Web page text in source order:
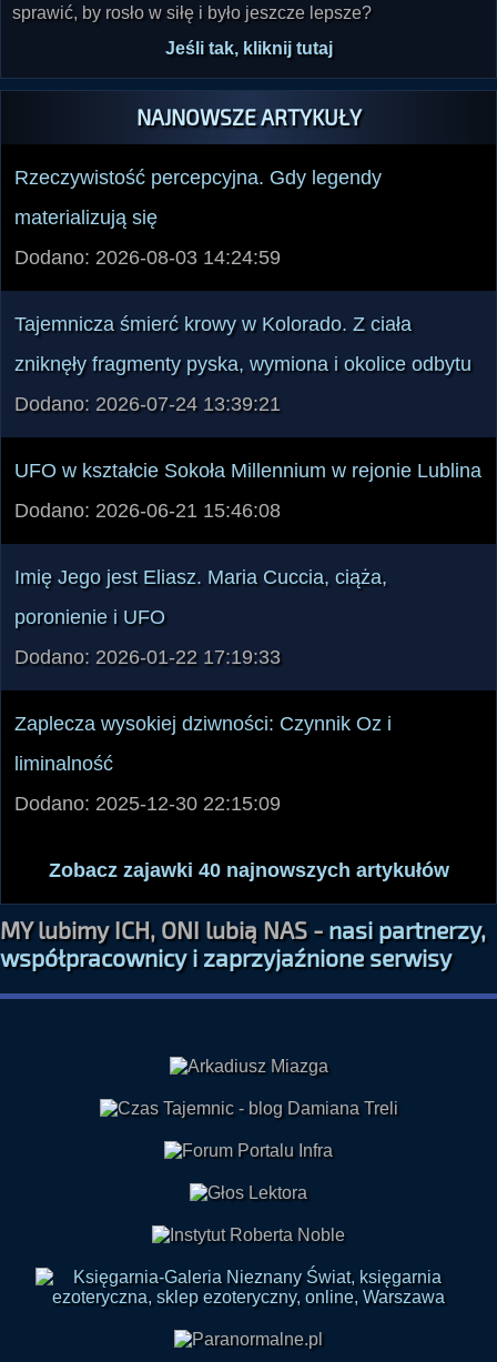
sprawić, by rosło w siłę i było jeszcze lepsze?
Jeśli tak, kliknij tutaj
NAJNOWSZE ARTYKUŁY
Rzeczywistość percepcyjna. Gdy legendy
materializują się
Dodano: 2026-08-03 14:24:59
Tajemnicza śmierć krowy w Kolorado. Z ciała
zniknęły fragmenty pyska, wymiona i okolice odbytu
Dodano: 2026-07-24 13:39:21
UFO w kształcie Sokoła Millennium w rejonie Lublina
Dodano: 2026-06-21 15:46:08
Imię Jego jest Eliasz. Maria Cuccia, ciąża,
poronienie i UFO
Dodano: 2026-01-22 17:19:33
Zaplecza wysokiej dziwności: Czynnik Oz i
liminalność
Dodano: 2025-12-30 22:15:09
Zobacz zajawki 40 najnowszych artykułów
MY lubimy ICH, ONI lubią NAS -nasi partnerzy,
współpracownicy i zaprzyjaźnione serwisy